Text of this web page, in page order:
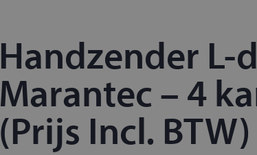
Handzender L-
Marantec – 4
(Prijs Incl. BTW)